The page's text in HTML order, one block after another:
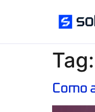
Tag:
Como